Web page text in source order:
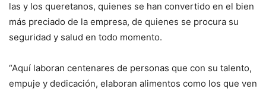
las y los queretanos, quienes se han convertido en el bien
más preciado de la empresa, de quienes se procura su
seguridad y salud en todo momento.
“Aquí laboran centenares de personas que con su talento,
empuje y dedicación, elaboran alimentos como los que ven